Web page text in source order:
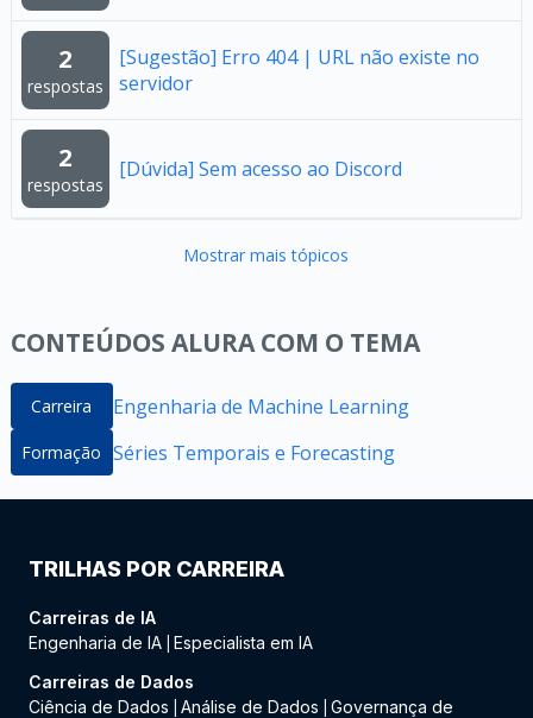
2
respostas
[Sugestão] Erro 404 | URL não existe no
servidor
2
respostas
[Dúvida] Sem acesso ao Discord
Mostrar mais tópicos
CONTEÚDOS ALURA COM O TEMA
Carreira Engenharia de Machine Learning
Formação Séries Temporais e Forecasting
TRILHAS POR CARREIRA
Carreiras de IA
Engenharia de IA Especialista em IA
Carreiras de Dados
Ciência de Dados
Análise de Dados
Governança de